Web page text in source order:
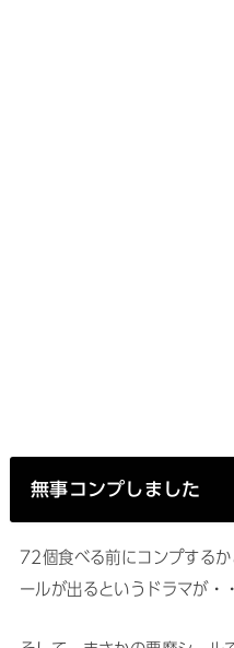
無事コンプしました
72個食べる前にコンプする
ールが出るというドラマが・